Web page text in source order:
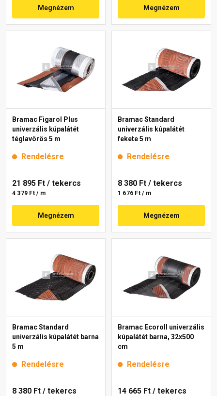
Megnézem Megnézem
Bramac Figarol Plus
univerzális kúpalátét
téglavörös 5 m
Rendelésre
21 895 Ft / tekercs
4 379 Ft / m
Megnézem
Bramac Standard
univerzális kúpalátét
fekete 5 m
Rendelésre
8 380 Ft / tekercs
1 676 Ft / m
Megnézem
Bramac Standard
univerzális kúpalátét barna
5 m
Rendelésre
8 380 Ft / tekercs
Bramac Ecoroll univerzális
kúpalátét barna, 32x500
cm
Rendelésre
14 665 Ft / tekercs